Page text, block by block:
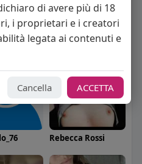
Cattaneo callmevittoria
Rebecca Rossi
di avere più di 18
i proprietari e i creatori
legata ai contenuti e
Cancella ACCETTA